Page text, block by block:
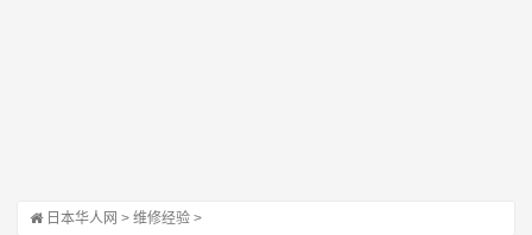
日本华人网 > 维修经验 >